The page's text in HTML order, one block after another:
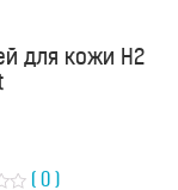
для кожи H2
( 0 )